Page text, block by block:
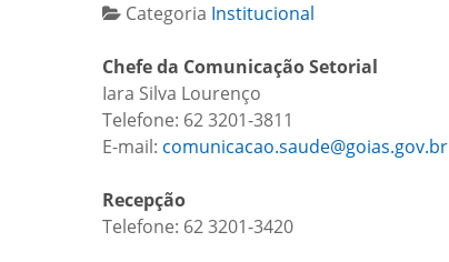
Categoria Institucional
Chefe da Comunicação Setorial
Iara Silva Lourenço
Telefone: 62 3201-3811
E-mail: comunicacao.saude@goias.gov.br
Recepção
Telefone: 62 3201-3420